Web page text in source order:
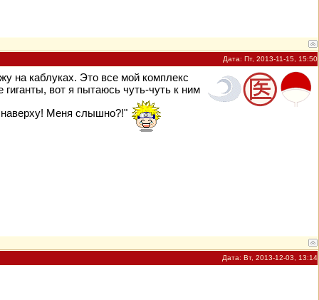
Дата: Пт, 2013-11-15, 15:50
на каблуках. Это все мой комплекс
вот я пытаюсь чуть-чуть к ним
наверху! Меня слышно?!"
Дата: Вт, 2013-12-03, 13:14